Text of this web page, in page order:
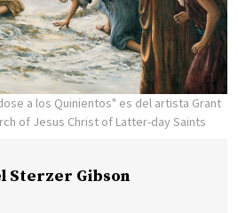
a los Quinientos" es del artista Grant
of Jesus Christ of Latter-day Saints
Sterzer Gibson